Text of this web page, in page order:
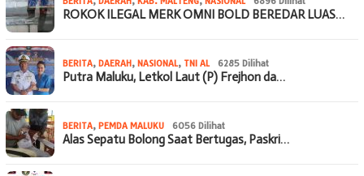
ROKOK ILEGAL MERK OMNI BOLD BEREDAR LUAS…
BERITA, DAERAH, NASIONAL, TNI AL 6285 Dilihat
Putra Maluku, Letkol Laut (P) Frejhon da…
BERITA, PEMDA MALUKU 6056 Dilihat
Alas Sepatu Bolong Saat Bertugas, Paskri…